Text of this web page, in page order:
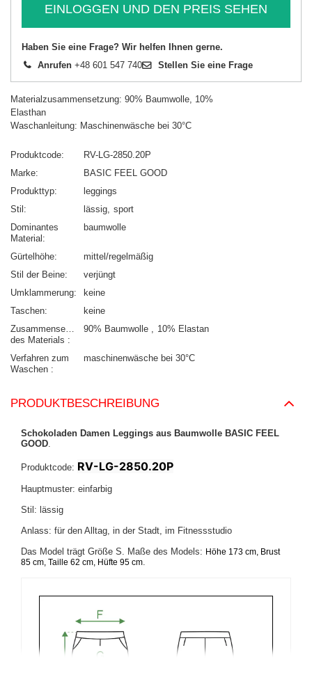
EINLOGGEN UND DEN PREIS SEHEN
Haben Sie eine Frage? Wir helfen Ihnen gerne.
Anrufen +48 601 547 740 Stellen Sie eine Frage
Materialzusammensetzung: 90% Baumwolle, 10%
Elasthan
Waschanleitung: Maschinenwäsche bei 30°C
Produktcode
RV-LG-2850.20P
Marke
BASIC FEEL GOOD
Produkttyp
leggings
Stil
lässig sport
Dominantes
Material
baumwolle
Gürtelhöhe
mittel/regelmäßig
Stil der Beine
verjüngt
Umklammerung
keine
Taschen
keine
Zusammensetzung
des Materials
90% Baumwolle 10% Elastan
Verfahren zum
Waschen
maschinenwäsche bei 30°C
PRODUKTBESCHREIBUNG
Schokoladen Damen Leggings aus Baumwolle BASIC FEEL
GOOD.
Produktcode: RV-LG-2850.20P
Hauptmuster: einfarbig
Stil: lässig
Anlass: für den Alltag, in der Stadt, im Fitnessstudio
Das Model trägt Größe S. Maße des Models: Höhe 173 cm, Brust
85 cm, Taille 62 cm, Hüfte 95 cm.